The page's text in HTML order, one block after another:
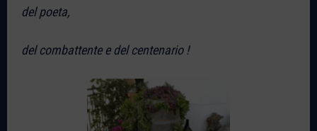
del poeta,
del combattente e del centenario !